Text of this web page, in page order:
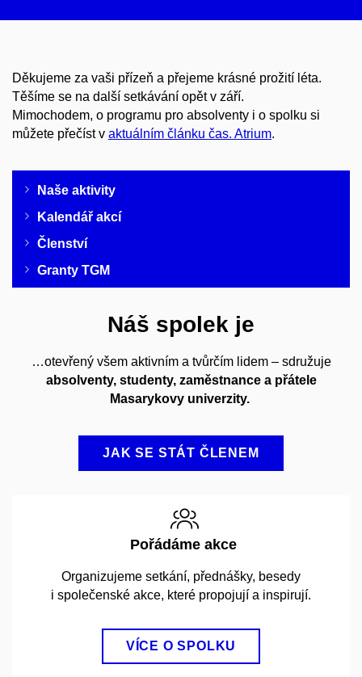
Děkujeme za vaši přízeň a přejeme krásné prožití léta.
Těšíme se na další setkávání opět v září.
Mimochodem, o programu pro absolventy i o spolku si
můžete přečíst v aktuálním článku čas. Atrium.
Naše aktivity
Kalendář akcí
Členství
Granty TGM
Náš spolek je
…otevřený všem aktivním a tvůrčím lidem – sdružuje
absolventy, studenty, zaměstnance a přátele
Masarykovy univerzity.
JAK SE STÁT ČLENEM
Pořádáme akce
Organizujeme setkání, přednášky, besedy
i společenské akce, které propojují a inspirují.
VÍCE O SPOLKU